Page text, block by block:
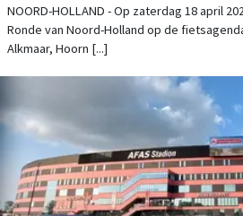
NOORD-HOLLAND - Op zaterdag 18 april
Ronde van Noord-Holland op de
Alkmaar, Hoorn [...]